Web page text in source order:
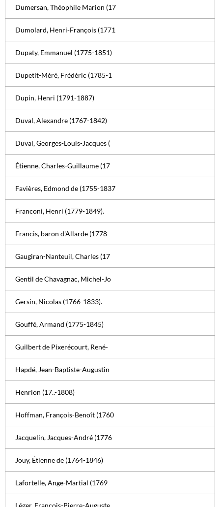
Dumersan, Théophile Marion (17
Dumolard, Henri-François (1771
Dupaty, Emmanuel (1775-1851)
Dupetit-Méré, Frédéric (1785-1
Dupin, Henri (1791-1887)
Duval, Alexandre (1767-1842)
Duval, Georges-Louis-Jacques (
Étienne, Charles-Guillaume (17
Favières, Edmond de (1755-1837
Franconi, Henri (1779-1849).
Francis, baron d'Allarde (1778
Gaugiran-Nanteuil, Charles (17
Gentil de Chavagnac, Michel-Jo
Gersin, Nicolas (1766-1833).
Gouffé, Armand (1775-1845)
Guilbert de Pixerécourt, René-
Hapdé, Jean-Baptiste-Augustin
Henrion (17..-1808)
Hoffman, François-Benoît (1760
Jacquelin, Jacques-André (1776
Jouy, Étienne de (1764-1846)
Lafortelle, Ange-Martial (1769